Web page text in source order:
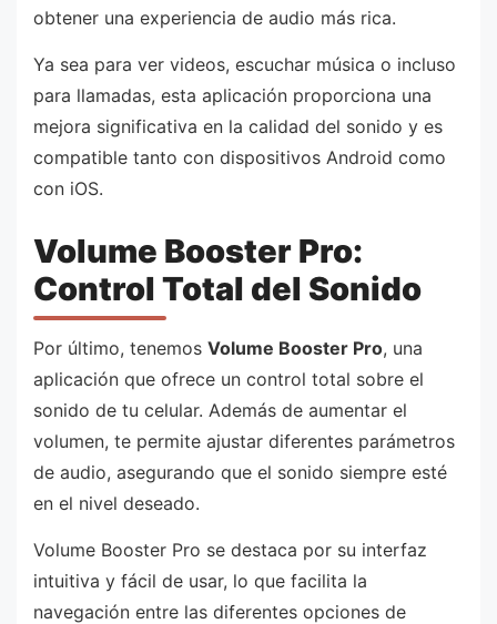
obtener una experiencia de audio más rica.
Ya sea para ver videos, escuchar música o incluso
para llamadas, esta aplicación proporciona una
mejora significativa en la calidad del sonido y es
compatible tanto con dispositivos Android como
con iOS.
Volume Booster Pro:
Control Total del Sonido
Por último, tenemos Volume Booster Pro, una
aplicación que ofrece un control total sobre el
sonido de tu celular. Además de aumentar el
volumen, te permite ajustar diferentes parámetros
de audio, asegurando que el sonido siempre esté
en el nivel deseado.
Volume Booster Pro se destaca por su interfaz
intuitiva y fácil de usar, lo que facilita la
navegación entre las diferentes opciones de